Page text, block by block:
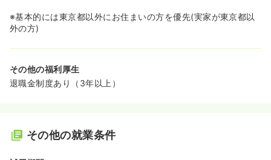
※基本的には東京都以外にお住まいの方を優先(実家が東京都以
外の方)
その他の福利厚生
退職金制度あり（3年以上）
その他の就業条件